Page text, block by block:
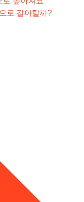
로 갈아탈까?